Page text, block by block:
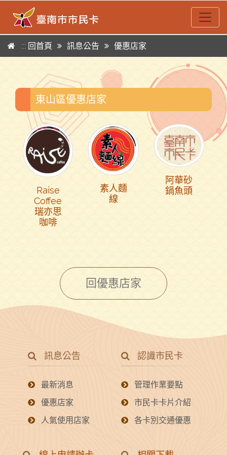
::: 回首頁 訊息公告 優惠店家
跳到主要內容區塊
東山區優惠店家
Raise
Coffee
瑞亦思
咖啡
素人麵
線
阿華砂
鍋魚頭
回優惠店家
訊息公告
最新消息
優惠店家
人氣使用店家
認識市民卡
管理作業要點
市民卡卡片介紹
各卡別交通優惠